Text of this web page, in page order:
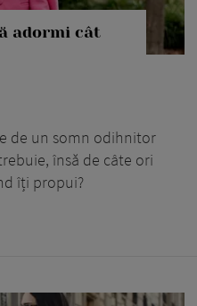
adormi cât
de un somn odihnitor
însă de câte ori
îți propui?